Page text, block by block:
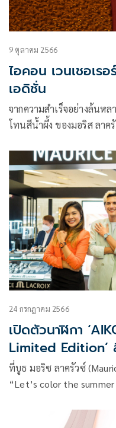
9 ตุลาคม 2566
ไอคอน เวนเชอเร
เอดิชั่น
จากความสำเร็จอย่างล้นห
โทนสีน้ำผึ้ง ของมอริส ลาค
24 กรกฎาคม 2566
เปิดตัวนาฬิกา
Limited
ยุโรป ในงาน
Jewelry Expo
ที่บูธ มอริซ ลาครัวซ์
“Let’s color the